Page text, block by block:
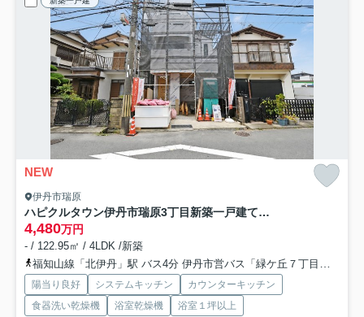
NEW
伊丹市瑞原
ハピクルタウン伊丹市瑞原3丁目新築一戸建て│4LDK+駐車1台可
4,480万円
- / 122.95㎡ / 4LDK /新築
福知山線「北伊丹」駅 バス4分 伊丹市営バス「緑ケ丘７丁目」 停歩14分
陽当り良好 システムキッチン
カウンターキッチン
食器洗い乾燥機
浴室乾燥機 浴室１坪以上